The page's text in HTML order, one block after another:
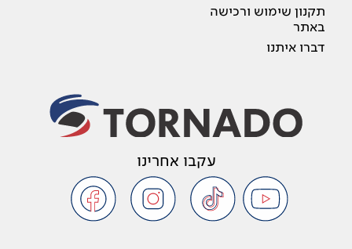
תקנון שימוש ורכישה
באתר
דברו איתנו
עקבו אחרינו